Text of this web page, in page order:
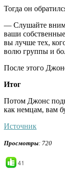
Тогда он
— Слушайте
ваши
вы лучше тех,
волю группы и
После этого
Итог
Потом Джонс
как немцам, вам
Источник
Просмотры: 720
41